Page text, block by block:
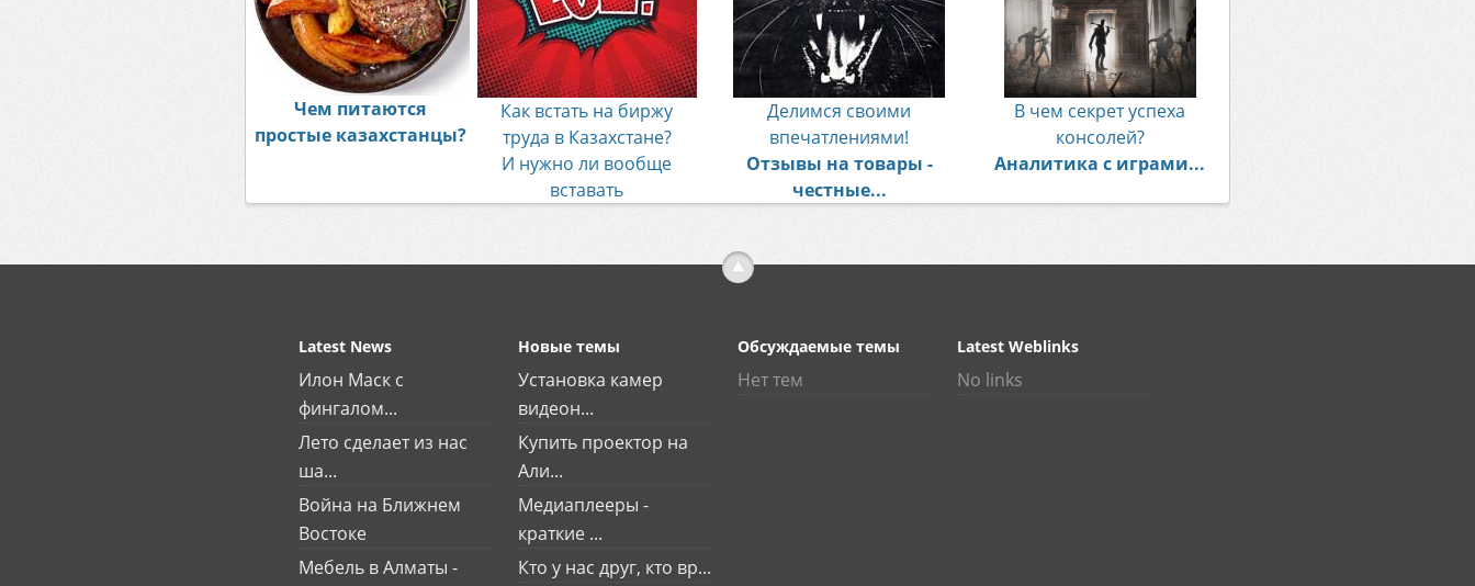
Чем питаются
простые казахстанцы?
Как встать на биржу
труда в Казахстане?
И нужно ли вообще
вставать
Делимся своими
впечатлениями!
Отзывы на товары -
честные...
В чем секрет успеха
консолей?
Аналитика с играми...
Latest News
Илон Маск с
фингалом...
Лето сделает из нас
ша...
Война на Ближнем
Востоке
Мебель в Алматы -
Новые темы
Установка камер
видеон...
Купить проектор на
Али...
Медиаплееры -
краткие ...
Кто у нас друг, кто вр...
Обсуждаемые темы
Нет тем
Latest Weblinks
No links